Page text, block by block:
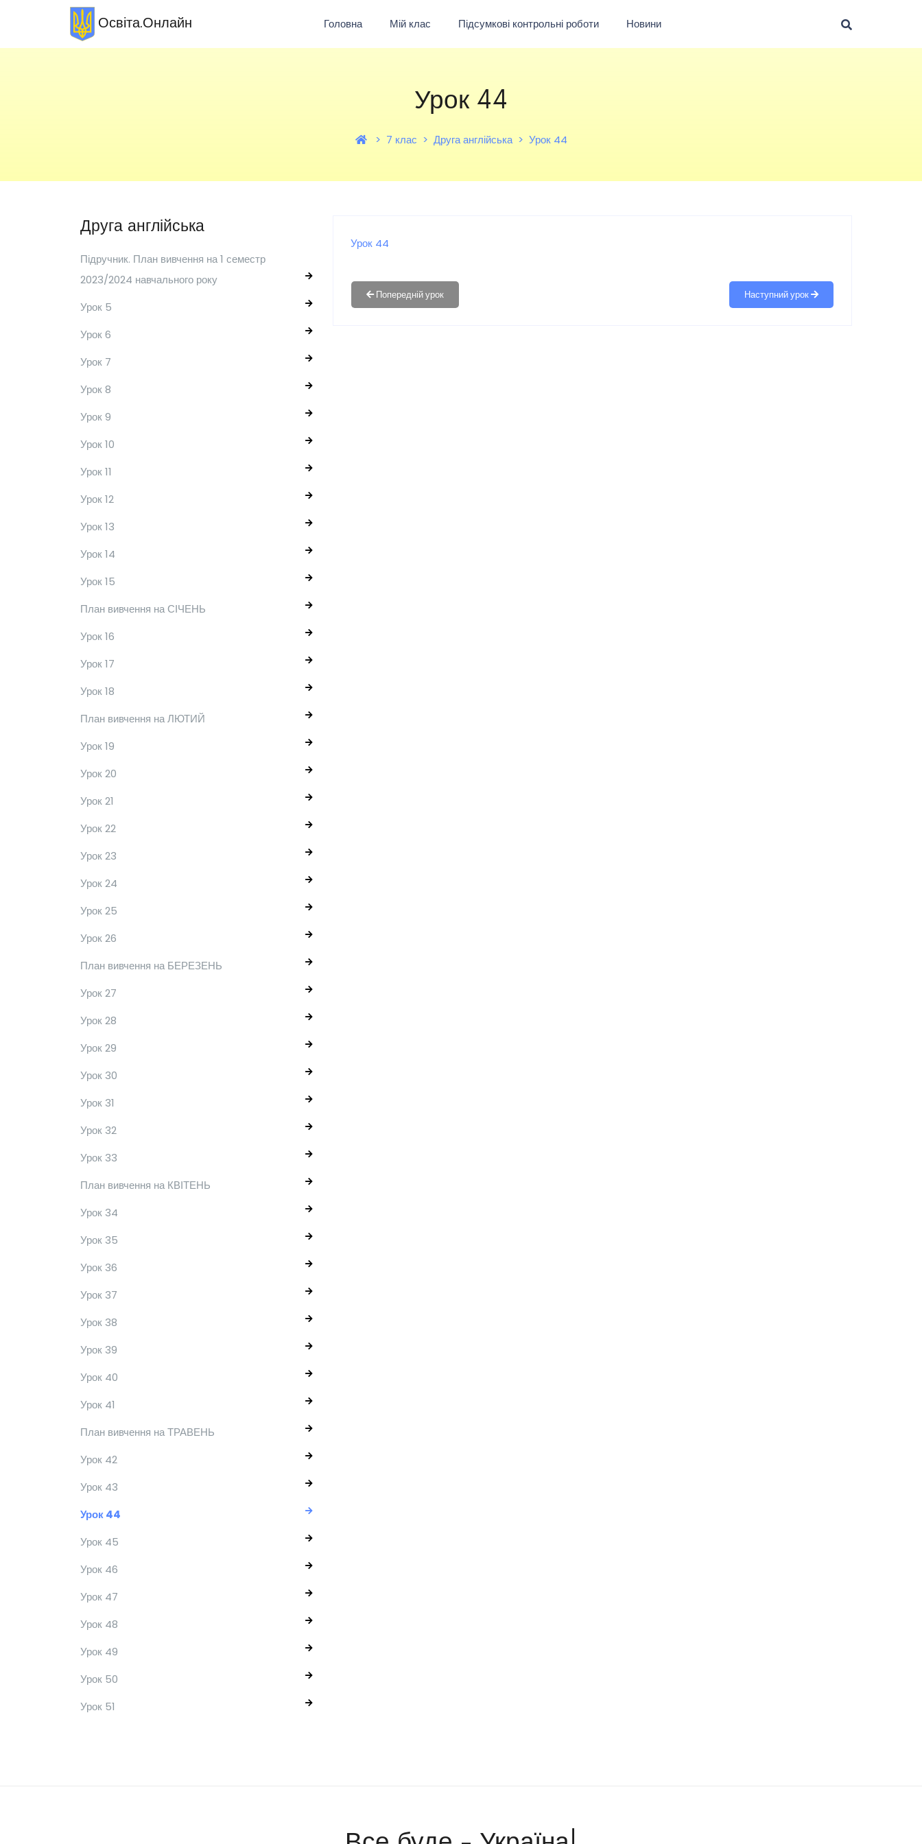
Освіта.Онлайн Головна Мій клас Підсумкові контрольні роботи Новини
Урок 44
7 клас Друга англійська Урок 44
Друга англійська
Підручник. План вивчення на 1 семестр
2023/2024 навчального року
Урок 5
Урок 6
Урок 7
Урок 8
Урок 9
Урок 10
Урок 11
Урок 12
Урок 13
Урок 14
Урок 15
План вивчення на СІЧЕНЬ
Урок 16
Урок 17
Урок 18
План вивчення на ЛЮТИЙ
Урок 19
Урок 20
Урок 21
Урок 22
Урок 23
Урок 24
Урок 25
Урок 26
План вивчення на БЕРЕЗЕНЬ
Урок 27
Урок 28
Урок 29
Урок 30
Урок 31
Урок 32
Урок 33
План вивчення на КВІТЕНЬ
Урок 34
Урок 35
Урок 36
Урок 37
Урок 38
Урок 39
Урок 40
Урок 41
План вивчення на ТРАВЕНЬ
Урок 42
Урок 43
Урок 44
Урок 45
Урок 46
Урок 47
Урок 48
Урок 49
Урок 50
Урок 51
Урок 44
Наступний урок